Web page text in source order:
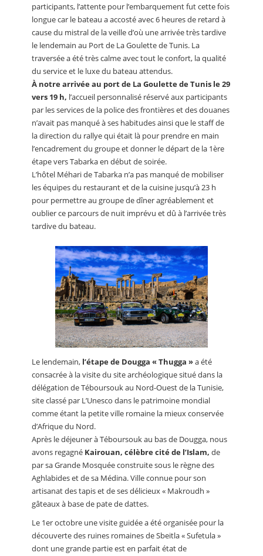
participants, l’attente pour l’embarquement fut cette fois
longue car le bateau a accosté avec 6 heures de retard à
cause du mistral de la veille d’où une arrivée très tardive
le lendemain au Port de La Goulette de Tunis. La
traversée a été très calme avec tout le confort, la qualité
du service et le luxe du bateau attendus.
À notre arrivée au port de La Goulette de Tunis le 29
vers 19 h, l’accueil personnalisé réservé aux participants
par les services de la police des frontières et des douanes
n’avait pas manqué à ses habitudes ainsi que le staff de
la direction du rallye qui était là pour prendre en main
l’encadrement du groupe et donner le départ de la 1ère
étape vers Tabarka en début de soirée.
L’hôtel Méhari de Tabarka n’a pas manqué de mobiliser
les équipes du restaurant et de la cuisine jusqu’à 23 h
pour permettre au groupe de dîner agréablement et
oublier ce parcours de nuit imprévu et dû à l’arrivée très
tardive du bateau.
Le lendemain, l’étape de Dougga « Thugga »a été
consacrée à la visite du site archéologique situé dans la
délégation de Téboursouk au Nord-Ouest de la Tunisie,
site classé par L’Unesco dans le patrimoine mondial
comme étant la petite ville romaine la mieux conservée
d’Afrique du Nord.
Après le déjeuner à Téboursouk au bas de Dougga, nous
avons regagné Kairouan, célèbre cité de l’Islam, de
par sa Grande Mosquée construite sous le règne des
Aghlabides et de sa Médina. Ville connue pour son
artisanat des tapis et de ses délicieux « Makroudh »
gâteaux à base de pate de dattes.
Le 1er octobre une visite guidée a été organisée pour la
découverte des ruines romaines de Sbeitla « Sufetula »
dont une grande partie est en parfait état de